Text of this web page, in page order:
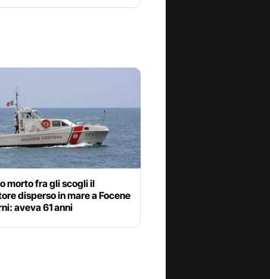
morto fra gli scogli il
disperso in mare a Focene
aveva 61 anni